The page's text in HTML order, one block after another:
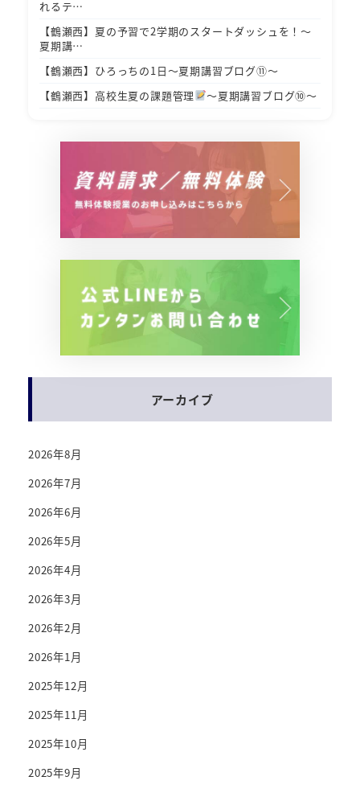
れるテ…
【鶴瀬西】夏の予習で2学期のスタートダッシュを！～
夏期講…
【鶴瀬西】ひろっちの1日～夏期講習ブログ⑪～
【鶴瀬西】高校生夏の課題管理
～夏期講習ブログ⑩～
アーカイブ
2026年8月
2026年7月
2026年6月
2026年5月
2026年4月
2026年3月
2026年2月
2026年1月
2025年12月
2025年11月
2025年10月
2025年9月